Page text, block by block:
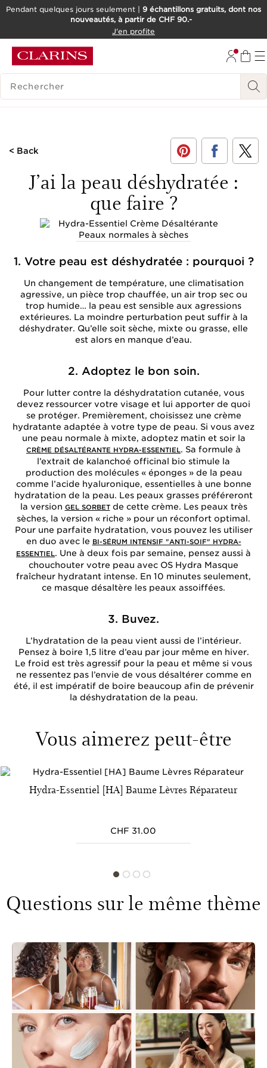
ALLER AU CONTENU
OUTIL D'ACCESSIBILITÉ
Pendant quelques jours seulement | 9 échantillons gratuits, dont nos
nouveautés, à partir de CHF 90.-
J'en profite
HISTORIQUE DES RECHERCHES
< Back
J’ai la peau déshydratée :
que faire ?
1. Votre peau est déshydratée : pourquoi ?
Un changement de température, une climatisation
agressive, un pièce trop chauffée, un air trop sec ou
trop humide… la peau est sensible aux agressions
extérieures. La moindre perturbation peut suffir à la
déshydrater. Qu’elle soit sèche, mixte ou grasse, elle
est alors en manque d’eau.
2. Adoptez le bon soin.
Pour lutter contre la déshydratation cutanée, vous
devez ressourcer votre visage et lui apporter de quoi
se protéger. Premièrement, choisissez une crème
hydratante adaptée à votre type de peau. Si vous avez
une peau normale à mixte, adoptez matin et soir la
CRÈME DÉSALTÉRANTE HYDRA-ESSENTIEL. Sa formule à
l’extrait de kalanchoé officinal bio stimule la
production des molécules « éponges » de la peau
comme l’acide hyaluronique, essentielles à une bonne
hydratation de la peau. Les peaux grasses préféreront
la version GEL SORBETde cette crème. Les peaux très
sèches, la version « riche » pour un réconfort optimal.
Pour une parfaite hydratation, vous pouvez les utiliser
en duo avec le BI-SÉRUM INTENSIF "ANTI-SOIF" HYDRA-
ESSENTIEL. Une à deux fois par semaine, pensez aussi à
chouchouter votre peau avec OS Hydra Masque
fraîcheur hydratant intense. En 10 minutes seulement,
ce masque désaltère les peaux assoiffées.
3. Buvez.
L’hydratation de la peau vient aussi de l’intérieur.
Pensez à boire 1,5 litre d’eau par jour même en hiver.
Le froid est très agressif pour la peau et même si vous
ne ressentez pas l’envie de vous désaltérer comme en
été, il est impératif de boire beaucoup afin de prévenir
la déshydratation de la peau.
Vous aimerez peut-être
Hydra-Essentiel [HA] Baume Lèvres Réparateur
CHF 31.00
Questions sur le même thème